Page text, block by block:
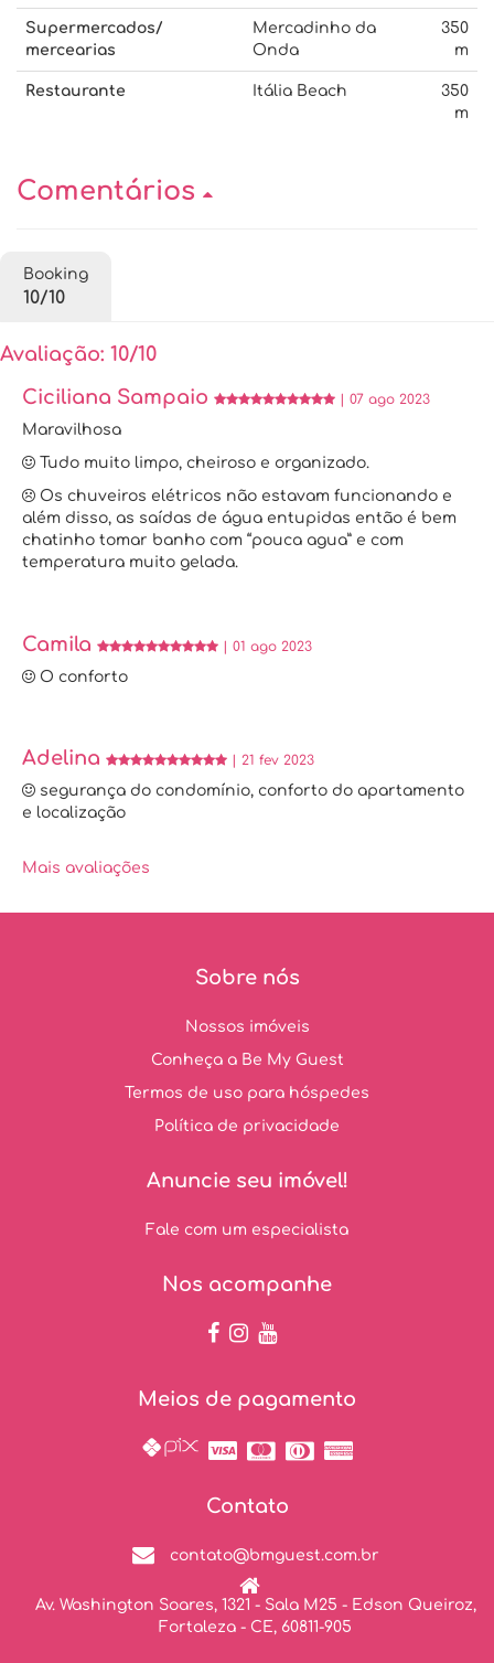
Supermercados/
mercearias
Mercadinho da
Onda
350
m
Restaurante Itália Beach
350
m
Comentários
Booking
10/10
Avaliação: 10/10
Ciciliana Sampaio
| 07 ago 2023
Maravilhosa
Tudo muito limpo, cheiroso e organizado.
Os chuveiros elétricos não estavam funcionando e
além disso, as saídas de água entupidas então é bem
chatinho tomar banho com “pouca agua” e com
temperatura muito gelada.
Camila | 01 ago 2023
O conforto
Adelina | 21 fev 2023
segurança do condomínio, conforto do apartamento
e localização
Mais avaliações
Sobre nós
Nossos imóveis
Conheça a Be My Guest
Termos de uso para hóspedes
Política de privacidade
Anuncie seu imóvel!
Fale com um especialista
Nos acompanhe
Meios de pagamento
Contato
contato@bmguest.com.br
Av. Washington Soares, 1321 - Sala M25 - Edson Queiroz,
Fortaleza - CE, 60811-905